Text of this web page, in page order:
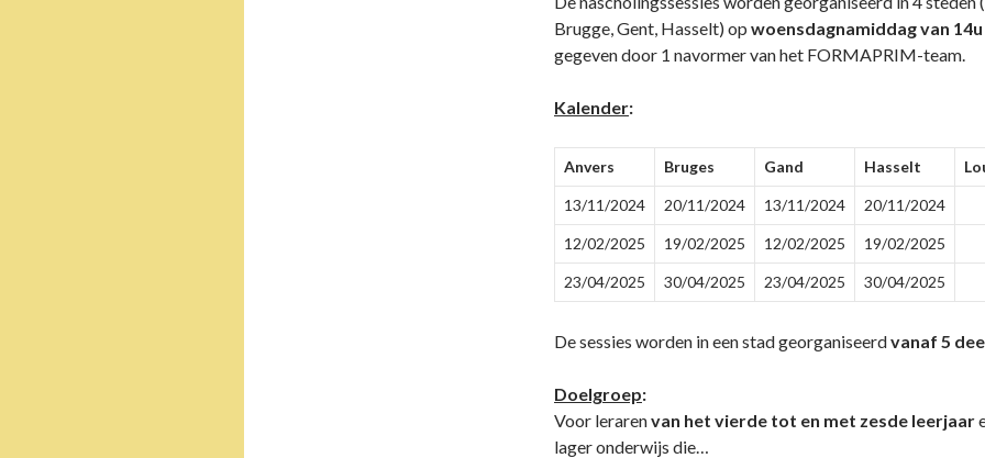
Brugge, Gent, Hasselt) op woensdagnamiddag van
gegeven door 1 navormer van het FORMAPRIM-team.
Kalender:
Anvers Bruges Gand Hasselt
13/11/2024 20/11/2024 13/11/2024 20/11/2024
12/02/2025 19/02/2025 12/02/2025 19/02/2025
23/04/2025 30/04/2025 23/04/2025 30/04/2025
De sessies worden in een stad georganiseerdvanaf 5
Doelgroep:
Voor lerarenvan het vierde tot en met zesde leerjaar
lager onderwijs die…